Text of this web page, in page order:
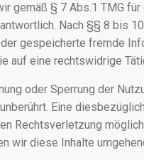
gemäß § 7 Abs.1 TMG
Nach §§ 8 bis
gespeicherte fremde
auf eine rechtswidrige
oder Sperrung der
Eine
Rechtsverletzung
wir diese Inhalte